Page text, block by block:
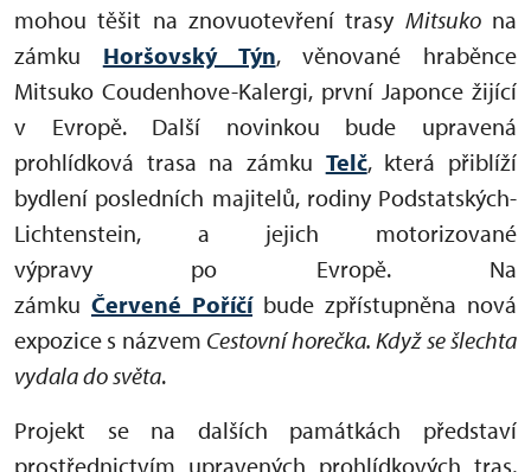
mohou těšit na znovuotevření trasy Mitsukona
zámku Horšovský Týn, věnované hraběnce
Mitsuko Coudenhove-Kalergi, první Japonce žijící
v Evropě. Další novinkou bude upravená
prohlídková trasa na zámku Telč, která přiblíží
bydlení posledních majitelů, rodiny Podstatských-
Lichtenstein, a jejich motorizované
výpravy po Evropě. Na
zámku Červené Poříčíbude zpřístupněna nová
expozice s názvem Cestovní horečka. Když se šlechta
vydala do světa.
Projekt se na dalších památkách představí
prostřednictvím upravených prohlídkových tras,